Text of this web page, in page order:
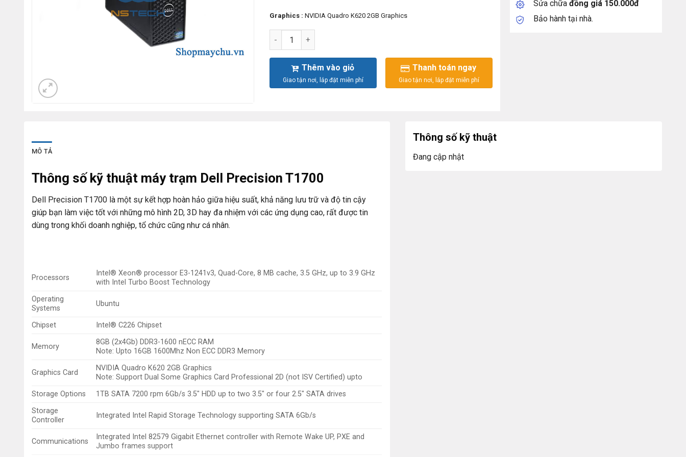
Graphics : NVIDIA Quadro K620 2GB Graphics
DELL PRECISION T1700SFF -E3-1241 số lượng
Thêm vào giỏ Thanh toán ngay
Sửa chữađồng giá 150.000đ
Bảo hành tại nhà.
MÔ TẢ
Thông số kỹ thuật máy trạm Dell Precision T1700
Dell Precision T1700 là một sự kết hợp hoàn hảo giữa hiệu suất, khả năng lưu trữ và độ tin cậy
giúp bạn làm việc tốt với những mô hình 2D, 3D hay đa nhiệm với các ứng dụng cao, rất được tin
dùng trong khối doanh nghiệp, tổ chức cũng như cá nhân.
Processors
Intel® Xeon® processor E3-1241v3, Quad-Core, 8 MB cache, 3.5 GHz, up to 3.9 GHz
with Intel Turbo Boost Technology
Operating
Systems
Ubuntu
Chipset Intel® C226 Chipset
Memory
8GB (2x4Gb) DDR3-1600 nECC RAM
Note: Upto 16GB 1600Mhz Non ECC DDR3 Memory
Graphics Card
NVIDIA Quadro K620 2GB Graphics
Note: Support Dual Some Graphics Card Professional 2D (not ISV Certified) upto
Storage Options
1TB SATA 7200 rpm 6Gb/s 3.5″ HDD up to two 3.5″ or four 2.5″ SATA drives
Storage
Controller
Integrated Intel Rapid Storage Technology supporting SATA 6Gb/s
Communications
Integrated Intel 82579 Gigabit Ethernet controller with Remote Wake UP, PXE and
Jumbo frames support
Thông số kỹ thuật
Đang cập nhật